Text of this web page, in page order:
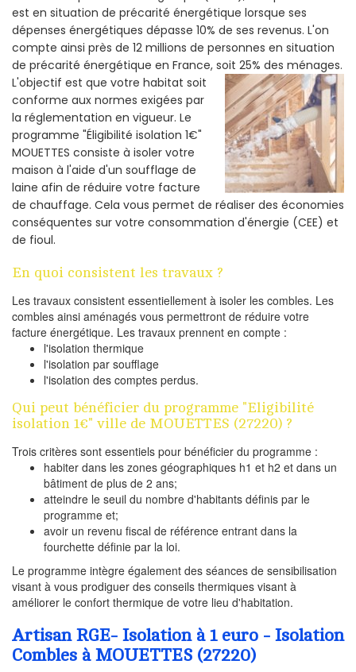
est en situation de précarité énergétique lorsque ses
dépenses énergétiques dépasse 10% de ses revenus. L'on
compte ainsi près de 12 millions de personnes en situation
de précarité énergétique en France, soit 25% des ménages.
L'objectif est que votre habitat soit
conforme aux normes exigées par
la réglementation en vigueur. Le
programme "Éligibilité isolation 1€"
MOUETTES consiste à isoler votre
maison à l'aide d'un soufflage de
laine afin de réduire votre facture
de chauffage. Cela vous permet de réaliser des économies
conséquentes sur votre consommation d'énergie (CEE) et
de fioul.
En quoi consistent les travaux ?
Les travaux consistent essentiellement à isoler les combles. Les
combles ainsi aménagés vous permettront de réduire votre
facture énergétique. Les travaux prennent en compte :
l'isolation thermique
l'isolation par soufflage
l'isolation des comptes perdus.
Qui peut bénéficier du programme "Eligibilité
isolation 1€" ville de MOUETTES (27220) ?
Trois critères sont essentiels pour bénéficier du programme :
habiter dans les zones géographiques h1 et h2 et dans un
bâtiment de plus de 2 ans;
atteindre le seuil du nombre d'habitants définis par le
programme et;
avoir un revenu fiscal de référence entrant dans la
fourchette définie par la loi.
Le programme intègre également des séances de sensibilisation
visant à vous prodiguer des conseils thermiques visant à
améliorer le confort thermique de votre lieu d'habitation.
Artisan RGE- Isolation à 1 euro - Isolation
Combles à MOUETTES (27220)